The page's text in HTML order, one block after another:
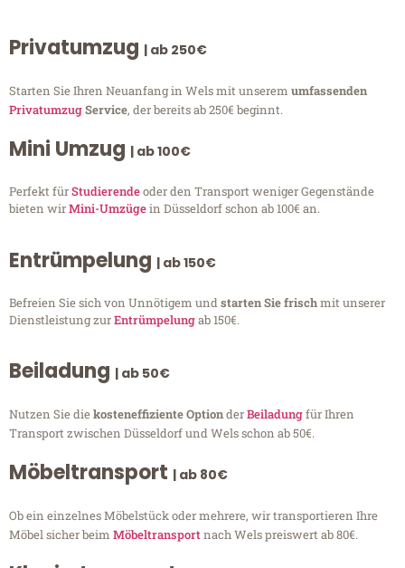
Privatumzug | ab 250€
Starten Sie Ihren Neuanfang in Wels mit unserem umfassenden
PrivatumzugService, der bereits ab 250€ beginnt.
Mini Umzug | ab 100€
Perfekt fürStudierendeoder den Transport weniger Gegenstände
bieten wirMini-Umzügein Düsseldorf schon ab 100€ an.
Entrümpelung | ab 150€
Befreien Sie sich von Unnötigem undstarten Sie frischmit unserer
Dienstleistung zurEntrümpelungab 150€.
Beiladung | ab 50€
Nutzen Sie diekosteneffiziente OptionderBeiladungfür Ihren
Transport zwischen Düsseldorf und Wels schon ab 50€.
Möbeltransport | ab 80€
Ob ein einzelnes Möbelstück oder mehrere, wir transportieren Ihre
Möbel sicher beim Möbeltransportnach Wels preiswert ab 80€.